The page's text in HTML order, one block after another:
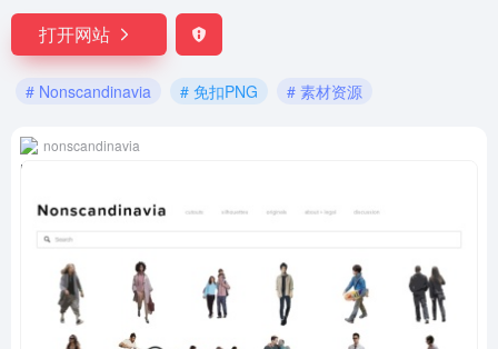
打开网站
# Nonscandinavia # 免扣PNG # 素材资源
nonscandinavia